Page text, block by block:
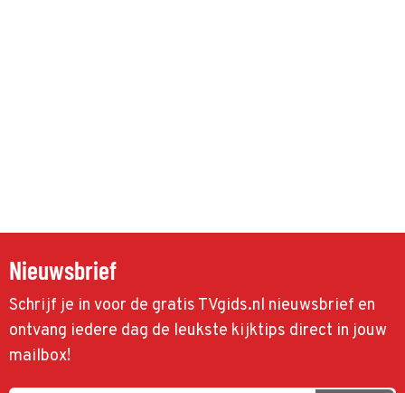
Nieuwsbrief
Schrijf je in voor de gratis TVgids.nl nieuwsbrief en
ontvang iedere dag de leukste kijktips direct in jouw
mailbox!